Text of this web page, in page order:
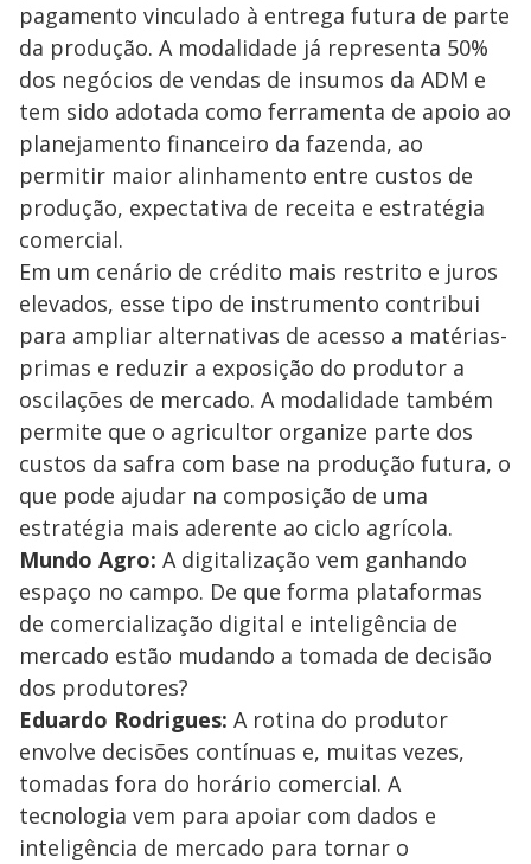
pagamento vinculado à entrega futura de parte
da produção. A modalidade já representa 50%
dos negócios de vendas de insumos da ADM e
tem sido adotada como ferramenta de apoio ao
planejamento financeiro da fazenda, ao
permitir maior alinhamento entre custos de
produção, expectativa de receita e estratégia
comercial.
Em um cenário de crédito mais restrito e juros
elevados, esse tipo de instrumento contribui
para ampliar alternativas de acesso a matérias-
primas e reduzir a exposição do produtor a
oscilações de mercado. A modalidade também
permite que o agricultor organize parte dos
custos da safra com base na produção futura, o
que pode ajudar na composição de uma
estratégia mais aderente ao ciclo agrícola.
Mundo Agro: A digitalização vem ganhando
espaço no campo. De que forma plataformas
de comercialização digital e inteligência de
mercado estão mudando a tomada de decisão
dos produtores?
Eduardo Rodrigues: A rotina do produtor
envolve decisões contínuas e, muitas vezes,
tomadas fora do horário comercial. A
tecnologia vem para apoiar com dados e
inteligência de mercado para tornar o